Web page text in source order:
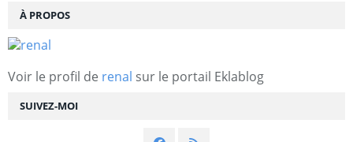
SUIVEZ-MOI
À PROPOS
Voir le profil de renal sur le portail Eklablog